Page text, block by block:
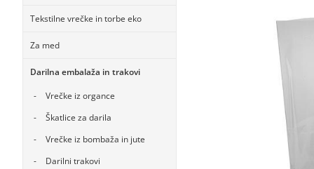
Tekstilne vrečke in torbe eko
Za med
Darilna embalaža in trakovi
Vrečke iz organce
Škatlice za darila
Vrečke iz bombaža in jute
Darilni trakovi